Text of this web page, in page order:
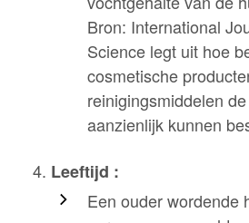
Bron: International
Science legt uit hoe
cosmetische
reinigingsmiddelen
aanzienlijk kunnen
Leeftijd :
Een ouder wordende